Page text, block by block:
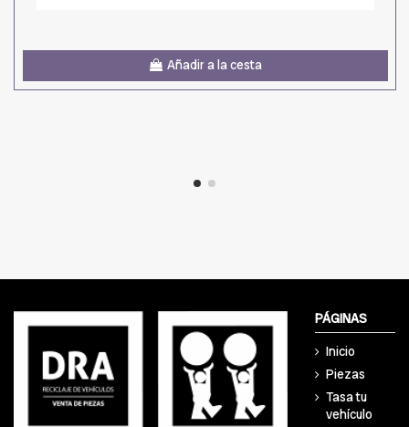
Añadir a la cesta
PÁGINAS
Inicio
Piezas
Tasa tu
vehículo